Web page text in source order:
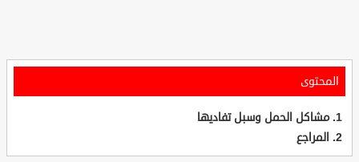
المحتوى
مشاكل الحمل وسبل تفاديها
المراجع